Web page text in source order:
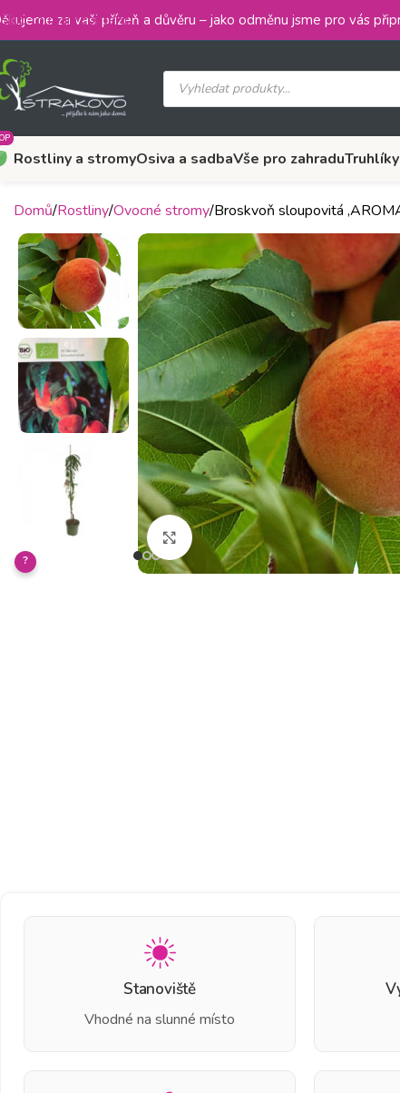
Skip to main content
za vaši přízeň a důvěru – jako odměnu jsme pro vás
Rostliny a stromyOsiva a sadbaVše pro zahradu
Domů Rostliny Ovocné stromy Broskvoň sloupovitá
Klikněte pro zvětšení
?
Stanoviště
Vhodné na slunné místo